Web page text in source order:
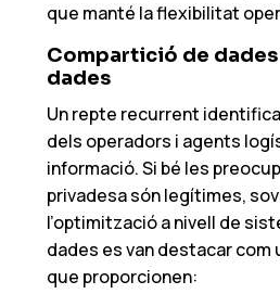
que manté la flexibilitat
Compartició de dades
dades
Un repte recurrent
dels operadors i agents
informació. Si bé les
privadesa són legítimes,
l’optimització a nivell de
dades es van destacar com
que proporcionen: